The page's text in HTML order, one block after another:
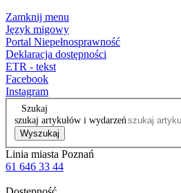
Zamknij menu
Język migowy
Portal Niepełnosprawność
Deklaracja dostępności
ETR - tekst
Facebook
Instagram
Szukaj
szukaj artykułów i wydarzeń
Wyszukaj
Linia miasta Poznań
61 646 33 44